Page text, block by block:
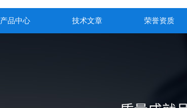
产品中心 技术文章 荣誉资质